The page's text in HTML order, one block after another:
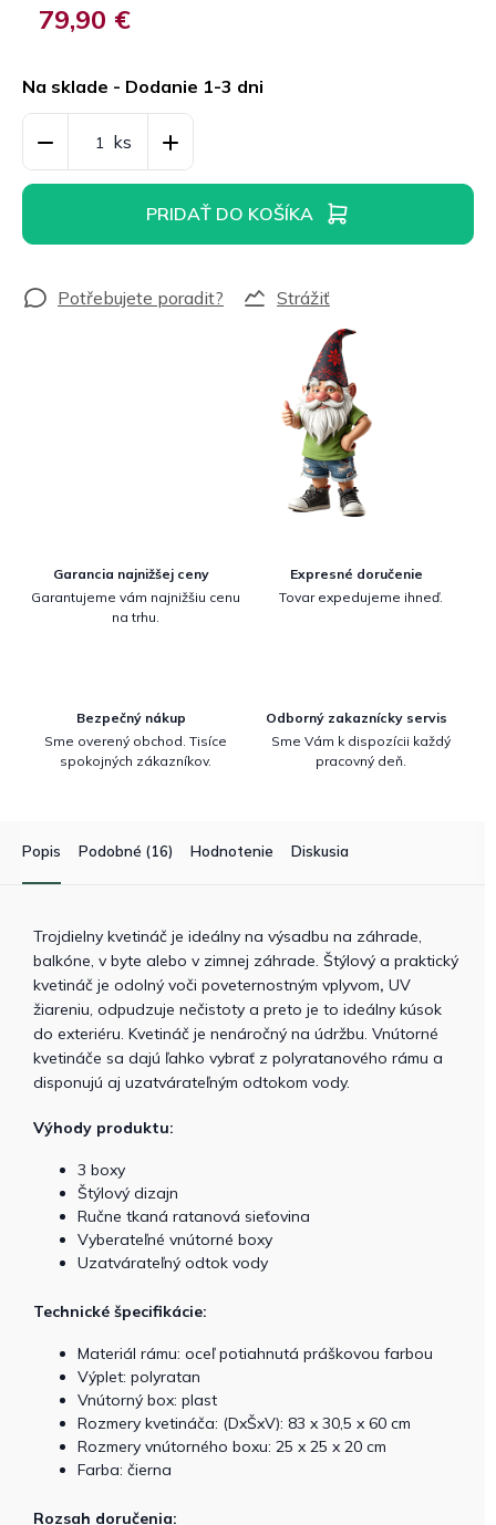
79,90 €
cena:
Na sklade - Dodanie 1-3 dni
PRIDAŤ DO KOŠÍKA
Strážiť
Garancia najnižšej ceny
Garantujeme vám najnižšiu cenu
na trhu.
Expresné doručenie
Tovar expedujeme ihneď.
Bezpečný nákup
Sme overený obchod. Tisíce
spokojných zákazníkov.
Odborný zakaznícky servis
Sme Vám k dispozícii každý
pracovný deň.
Popis Podobné (16) Hodnotenie Diskusia
Trojdielny kvetináč je ideálny na výsadbu na záhrade,
balkóne, v byte alebo v zimnej záhrade. Štýlový a praktický
kvetináč je odolný voči poveternostným vplyvom, UV
žiareniu, odpudzuje nečistoty a preto je to ideálny kúsok
do exteriéru. Kvetináč je nenáročný na údržbu. Vnútorné
kvetináče sa dajú ľahko vybrať z polyratanového rámu a
disponujú aj uzatvárateľným odtokom vody.
Výhody produktu:
3 boxy
Štýlový dizajn
Ručne tkaná ratanová sieťovina
Vyberateľné vnútorné boxy
Uzatvárateľný odtok vody
Technické špecifikácie:
Materiál rámu: oceľ potiahnutá práškovou farbou
Výplet: polyratan
Vnútorný box: plast
Rozmery kvetináča: (DxŠxV): 83 x 30,5 x 60 cm
Rozmery vnútorného boxu: 25 x 25 x 20 cm
Farba: čierna
Rozsah doručenia: